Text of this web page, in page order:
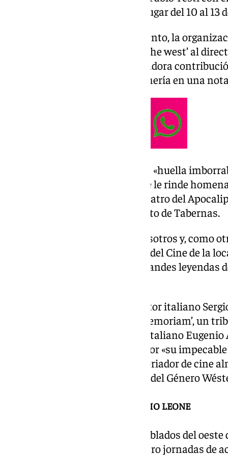
marco de esta cita, que tendrá lugar del 10 al 13
Durante la presentación del evento, la
entregará el galardón ‘Spirit of the west’ al
en reconocimiento a su «innovadora
trasladado la Diputación de Almería en una
Desde el AWFF han recalcado la «huella
intérprete italiano, por lo que se le rinde
aniversario del rodaje de ‘Los cuatro del
natural, en gran parte, el Desierto de Tabernas.
«El actor italiano estará con nosotros y, como
contará con su silla en el Paseo del Cine de la
mantener vivo el recuerdo de grandes leyendas
Por su parte, el legendario director italiano
título póstumo, el premio ‘In Memoriam’, un
wéstern. Además, el montador italiano
premio ‘Desierto de Tabernas’ por «su
del wéstern» y el escritor e historiador de cine
recibirá el premio a la ‘Difusión del Género
AGUA, TREN, INMIGRACIÓN Y SERGIO LEONE
El festival, que se sirve de los poblados del
su celebración, comprende cuatro jornadas de